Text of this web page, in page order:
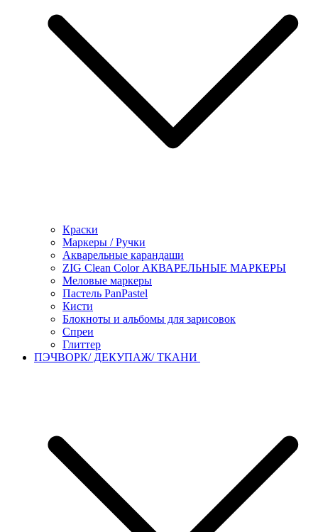
Краски
Маркеры / Ручки
Акварельные карандаши
ZIG Clean Color АКВАРЕЛЬНЫЕ МАРКЕРЫ
Меловые маркеры
Пастель PanPastel
Кисти
Блокноты и альбомы для зарисовок
Спреи
Глиттер
ПЭЧВОРК/ ДЕКУПАЖ/ ТКАНИ